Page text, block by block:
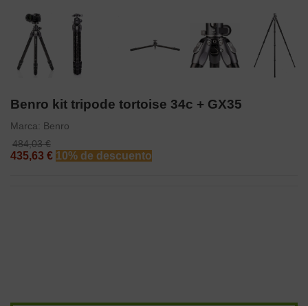
Benro kit tripode tortoise 34c + GX35
Marca: Benro
484,03 €
435,63 € 10% de descuento